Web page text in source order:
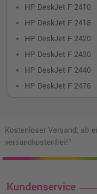
HP DeskJet F 2410
HP DeskJet F 2418
HP DeskJet F 2420
HP DeskJet F 2430
HP DeskJet F 2440
HP DeskJet F 2476
Kostenloser Versand: ab
versandkostenfrei!¹
Kundenservice